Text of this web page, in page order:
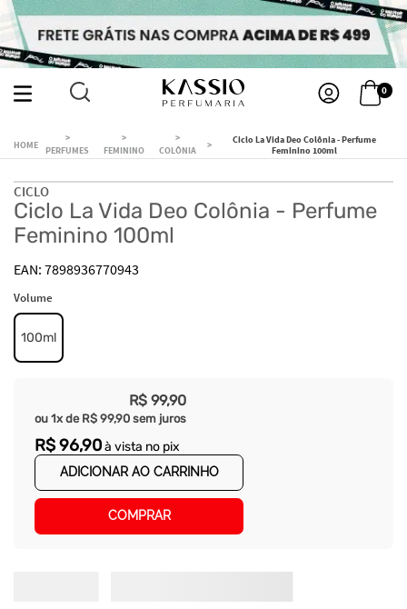
0
PERFUMES FEMININO COLÔNIA
Ciclo La Vida Deo Colônia - Perfume
Feminino 100ml
CICLO
Ciclo La Vida Deo Colônia - Perfume
Feminino 100ml
7898936770943
Volume
100ml
R$ 99,90
ou 1x de R$ 99,90 sem juros
R$96,90à vista no pix
ADICIONAR AO CARRINHO
COMPRAR